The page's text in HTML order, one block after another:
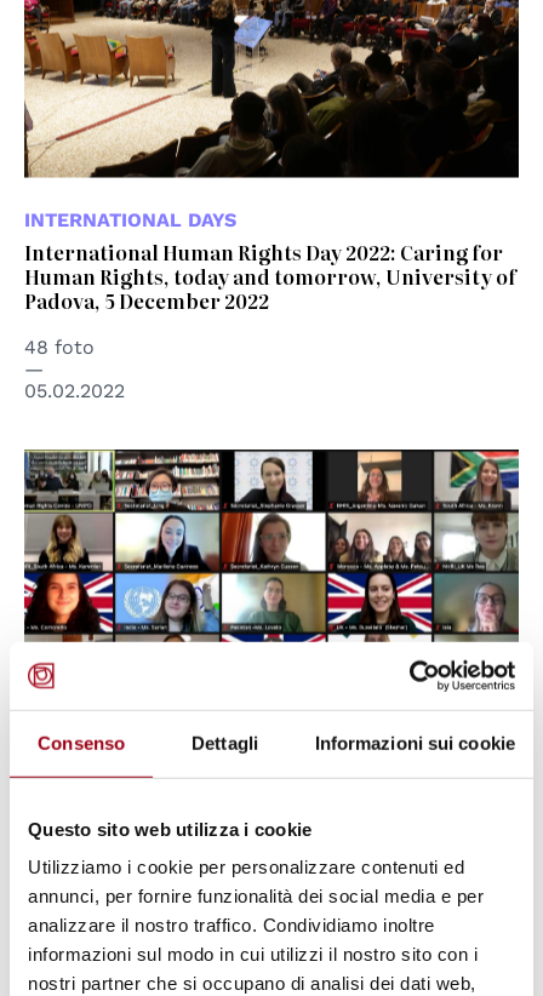
Consenso Dettagli Informazioni sui cookie
Questo sito web utilizza i cookie
Utilizziamo i cookie per personalizzare contenuti ed
annunci, per fornire funzionalità dei social media e per
analizzare il nostro traffico. Condividiamo inoltre
informazioni sul modo in cui utilizzi il nostro sito con i
nostri partner che si occupano di analisi dei dati web,
INTERNATIONAL DAYS
International Human Rights Day 2022: Caring for
Human Rights, today and tomorrow, University of
Padova, 5 December 2022
48 foto
05.02.2022
Padova Model UPR, 4° edition, 23-26 November
2021
10 foto
01.12.2021